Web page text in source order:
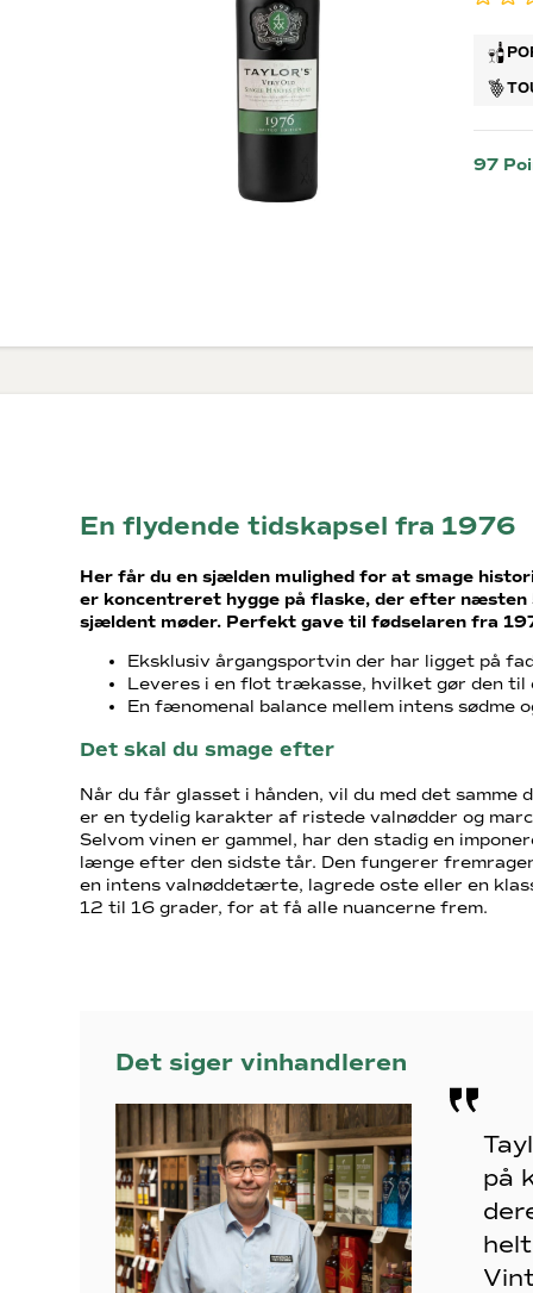
Pape
97
En flydende tidskapsel fra 1976
Her får du en sjælden mulighed for at smage
er koncentreret hygge på flaske, der efter
sjældent møder. Perfekt gave til fødselaren fra
Eksklusiv årgangsportvin der har ligget på
Leveres i en flot trækasse, hvilket gør den til
En fænomenal balance mellem intens sødme
Det skal du smage efter
Når du får glasset i hånden, vil du med det
er en tydelig karakter af ristede valnødder og
Selvom vinen er gammel, har den stadig en
længe efter den sidste tår. Den fungerer
en intens valnøddetærte, lagrede oste eller en
12 til 16 grader, for at få alle nuancerne frem.
Det siger vinhandleren
på